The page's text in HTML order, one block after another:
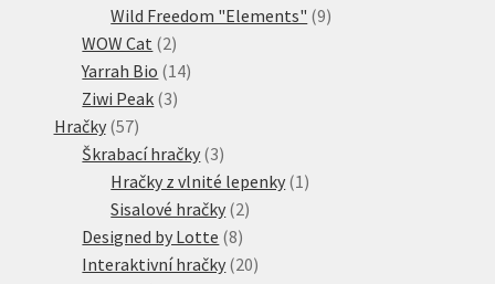
produktů
Wild Freedom "Elements" 99
WOW Cat 22
produkty
Yarrah Bio 1414
Ziwi Peak 33
Hračky 5757
produktů
Škrabací hračky 33
produkty
Hračky z vlnité lepenky 1 1
Sisalové hračky 22
Designed by Lotte 88
produktů
Interaktivní hračky 2020